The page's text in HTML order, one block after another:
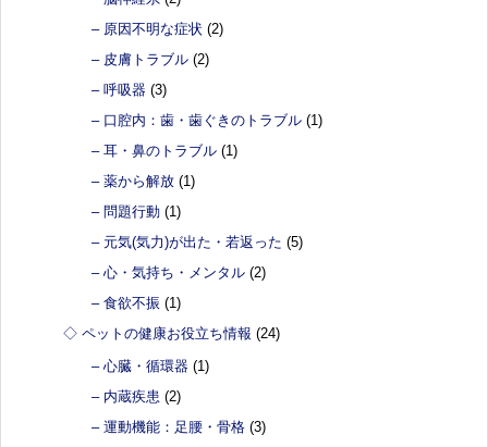
– 原因不明な症状 (2)
– 皮膚トラブル (2)
– 呼吸器 (3)
– 口腔内：歯・歯ぐきのトラブル (1)
– 耳・鼻のトラブル (1)
– 薬から解放 (1)
– 問題行動 (1)
– 元気(気力)が出た・若返った (5)
– 心・気持ち・メンタル (2)
– 食欲不振 (1)
◇ ペットの健康お役立ち情報 (24)
– 心臓・循環器 (1)
– 内蔵疾患 (2)
– 運動機能：足腰・骨格 (3)